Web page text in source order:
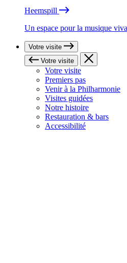
Heemspill
Un espace pour la musique
Votre visite
Votre visite
Votre visite
Premiers pas
Venir à la Philharmonie
Visites guidées
Notre histoire
Restauration & bars
Accessibilité